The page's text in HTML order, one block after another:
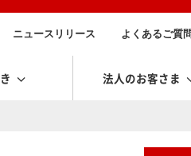
ニュースリリース よくあるご質
法人のお客さま